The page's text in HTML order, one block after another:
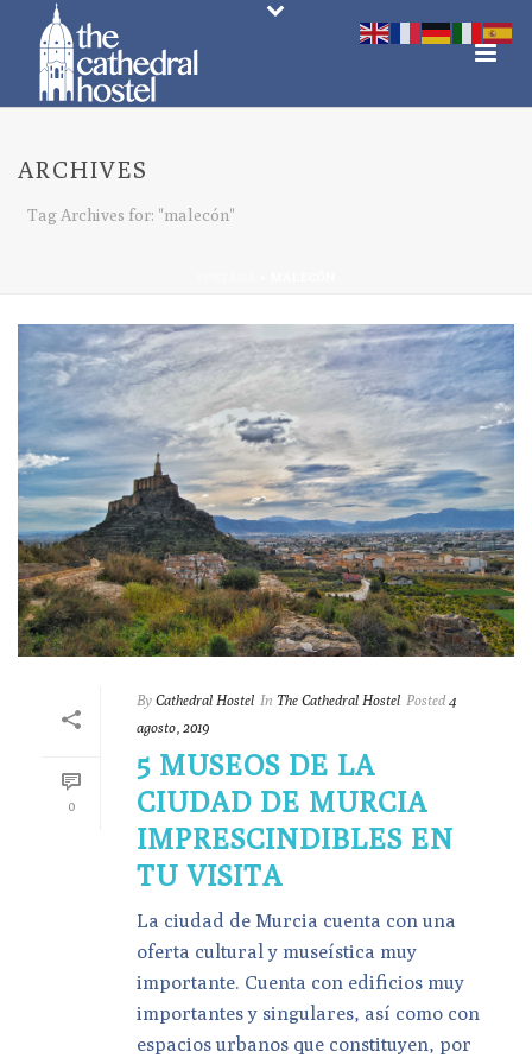
ARCHIVES
Tag Archives for: "malecón"
0
By Cathedral Hostel In The Cathedral Hostel Posted 4
agosto, 2019
5 MUSEOS DE LA
CIUDAD DE MURCIA
IMPRESCINDIBLES EN
TU VISITA
La ciudad de Murcia cuenta con una
oferta cultural y museística muy
importante. Cuenta con edificios muy
importantes y singulares, así como con
espacios urbanos que constituyen, por